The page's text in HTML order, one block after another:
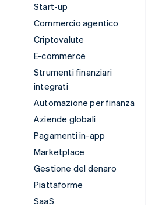
Start-up
Commercio agentico
Criptovalute
E-commerce
Strumenti finanziari
integrati
Automazione per finanza
Aziende globali
Pagamenti in-app
Marketplace
Gestione del denaro
Piattaforme
SaaS